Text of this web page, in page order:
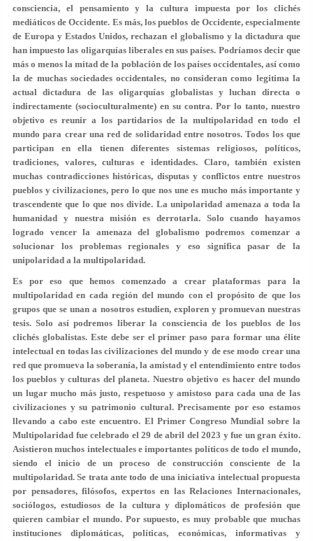
consciencia, el pensamiento y la cultura impuesta por los clichés
mediáticos de Occidente. Es más, los pueblos de Occidente, especialmente
de Europa y Estados Unidos, rechazan el globalismo y la dictadura que
han impuesto las oligarquías liberales en sus países. Podríamos decir que
más o menos la mitad de la población de los países occidentales, así como
la de muchas sociedades occidentales, no consideran como legitima la
actual dictadura de las oligarquías globalistas y luchan directa o
indirectamente (socioculturalmente) en su contra. Por lo tanto, nuestro
objetivo es reunir a los partidarios de la multipolaridad en todo el
mundo para crear una red de solidaridad entre nosotros. Todos los que
participan en ella tienen diferentes sistemas religiosos, políticos,
tradiciones, valores, culturas e identidades. Claro, también existen
muchas contradicciones históricas, disputas y conflictos entre nuestros
pueblos y civilizaciones, pero lo que nos une es mucho más importante y
trascendente que lo que nos divide. La unipolaridad amenaza a toda la
humanidad y nuestra misión es derrotarla. Solo cuando hayamos
logrado vencer la amenaza del globalismo podremos comenzar a
solucionar los problemas regionales y eso significa pasar de la
unipolaridad a la multipolaridad.
Es por eso que hemos comenzado a crear plataformas para la
multipolaridad en cada región del mundo con el propósito de que los
grupos que se unan a nosotros estudien, exploren y promuevan nuestras
tesis. Solo así podremos liberar la consciencia de los pueblos de los
clichés globalistas. Este debe ser el primer paso para formar una élite
intelectual en todas las civilizaciones del mundo y de ese modo crear una
red que promueva la soberanía, la amistad y el entendimiento entre todos
los pueblos y culturas del planeta. Nuestro objetivo es hacer del mundo
un lugar mucho más justo, respetuoso y amistoso para cada una de las
civilizaciones y su patrimonio cultural. Precisamente por eso estamos
llevando a cabo este encuentro. El Primer Congreso Mundial sobre la
Multipolaridad fue celebrado el 29 de abril del 2023 y fue un gran éxito.
Asistieron muchos intelectuales e importantes políticos de todo el mundo,
siendo el inicio de un proceso de construcción consciente de la
multipolaridad. Se trata ante todo de una iniciativa intelectual propuesta
por pensadores, filósofos, expertos en las Relaciones Internacionales,
sociólogos, estudiosos de la cultura y diplomáticos de profesión que
quieren cambiar el mundo. Por supuesto, es muy probable que muchas
instituciones diplomáticas, políticas, económicas, informativas y